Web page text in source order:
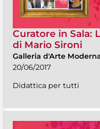
Curatore in Sala:
di Mario Sironi
Galleria d'Arte
20/06/2017
Didattica per tutti